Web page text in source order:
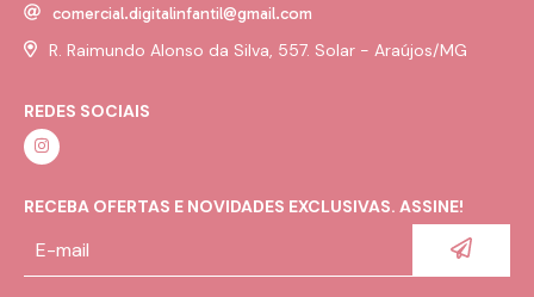
comercial.digitalinfantil@gmail.com
R. Raimundo Alonso da Silva, 557. Solar - Araújos/MG
REDES SOCIAIS
RECEBA OFERTAS E NOVIDADES EXCLUSIVAS. ASSINE!